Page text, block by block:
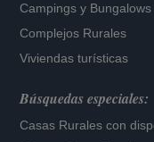
Campings y Bungalows
Complejos Rurales
Viviendas turísticas
Búsquedas especiales:
Casas Rurales con